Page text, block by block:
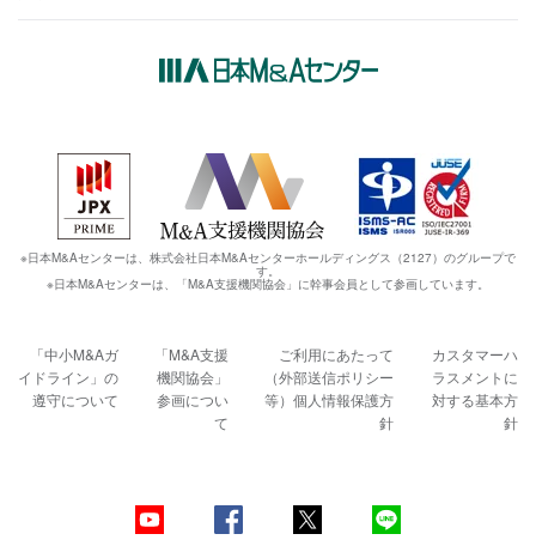
※日本M&Aセンターは、株式会社日本M&Aセンターホールディングス（2127）のグループで
す。
※日本M&Aセンターは、「M&A支援機関協会」に幹事会員として参画しています。
「中小M&Aガ
イドライン」の
遵守について
「M&A支援
機関協会」
参画につい
て
ご利用にあたって
（外部送信ポリシー
等）個人情報保護方
針
カスタマーハ
ラスメントに
対する基本方
針